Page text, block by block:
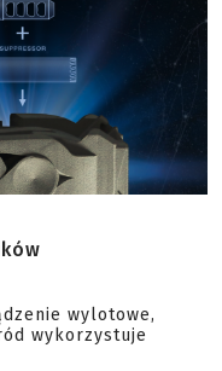
wylotowe,
wykorzystuje